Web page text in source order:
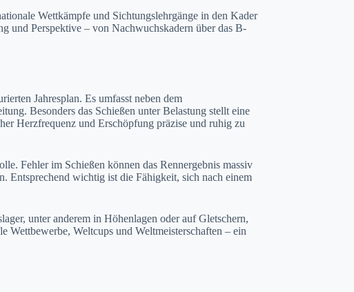
Wettkämpfe und Sichtungslehrgänge in den Kader
und Perspektive – von Nachwuchskadern über das B-
Jahresplan. Es umfasst neben dem
Besonders das Schießen unter Belastung stellt eine
Herzfrequenz und Erschöpfung präzise und ruhig zu
Fehler im Schießen können das Rennergebnis massiv
Entsprechend wichtig ist die Fähigkeit, sich nach einem
unter anderem in Höhenlagen oder auf Gletschern,
Wettbewerbe, Weltcups und Weltmeisterschaften – ein